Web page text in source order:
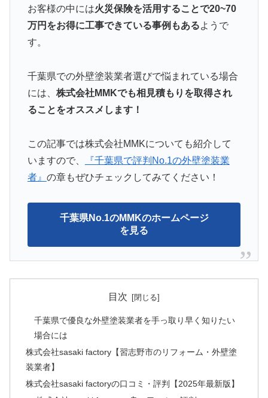
お客様の中には火災保険を活用することで20~70
万円をお得に工事できている事例もあるようで
す。
千葉県での外壁塗装業者選びで悩まれている場合
には、 株式会社MMKでも相見積もりを取得され
ることをオススメします！
この記事では株式会社MMKについても紹介して
いますので、
『千葉県で評判No.1の外壁塗装業
者』 の章もぜひチェックしてみてください！
千葉県No.1のMMKのホームページ
を見る
目次
千葉県で優良な外壁塗装業者を手っ取り早く知りたい
場合には
株式会社sasaki factory【習志野市のリフォーム・外壁塗
装業者】
株式会社sasaki factoryの口コミ・評判【2025年最新版】